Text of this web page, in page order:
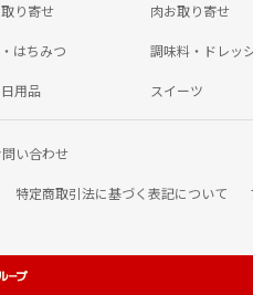
り寄せ 肉お取り寄せ
はちみつ 調味料・ドレッ
用品 スイーツ
問い合わせ
特定商取引法に基づく表記について